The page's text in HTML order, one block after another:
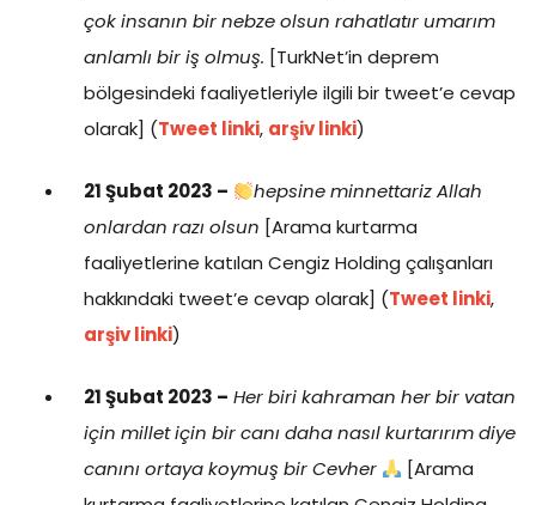
çok insanın bir nebze olsun rahatlatır umarım
anlamlı bir iş olmuş. [TurkNet’in deprem
bölgesindeki faaliyetleriyle ilgili bir tweet’e cevap
olarak] (Tweet linki, arşiv linki)
21 Şubat 2023 –
hepsine minnettariz Allah
onlardan razı olsun [Arama kurtarma
faaliyetlerine katılan Cengiz Holding çalışanları
hakkındaki tweet’e cevap olarak] (Tweet linki,
arşiv linki)
21 Şubat 2023 – Her biri kahraman her bir vatan
için millet için bir canı daha nasıl kurtarırım diye
canını ortaya koymuş bir Cevher
[Arama